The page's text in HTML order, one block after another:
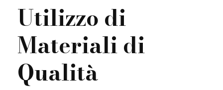
Utilizzo di
Materiali di
Qualità